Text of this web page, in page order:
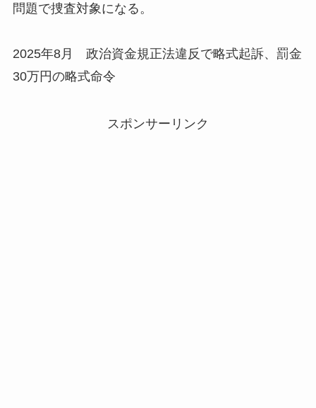
問題で捜査対象になる。
2025年8月 政治資金規正法違反で略式起訴、罰金
30万円の略式命令
スポンサーリンク